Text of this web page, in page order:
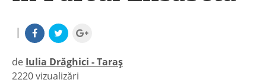
|
de Iulia Drăghici - Taraș
|
2220 vizualizări